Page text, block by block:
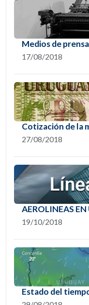
Medios de
17/08/2018
Cotización de la
27/08/2018
AEROLINEAS EN
19/10/2018
Estado del